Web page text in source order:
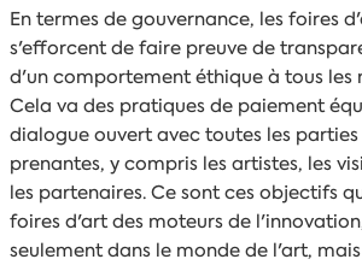
En termes de gouvernance, les foires
s'efforcent de faire preuve de
d'un comportement éthique à tous les
Cela va des pratiques de paiement
dialogue ouvert avec toutes les parties
prenantes, y compris les artistes, les
les partenaires. Ce sont ces objectifs
foires d'art des moteurs de
seulement dans le monde de l'art,